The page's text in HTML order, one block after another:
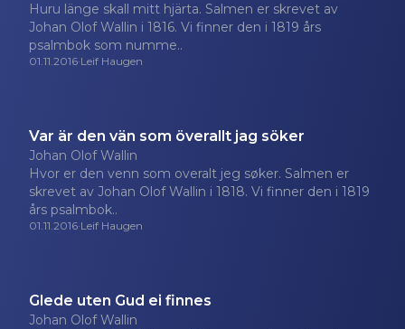
Huru länge skall mitt hjärta. Salmen er skrevet av
Johan Olof Wallin i 1816. Vi finner den i 1819 års
psalmbok som numme..
01.11.2016·Leif Haugen
Var är den vän som överallt jag söker
Johan Olof Wallin
Hvor er den venn som overalt jeg søker. Salmen er
skrevet av Johan Olof Wallin i 1818. Vi finner den i 1819
års psalmbok..
01.11.2016·Leif Haugen
Glede uten Gud ei finnes
Johan Olof Wallin